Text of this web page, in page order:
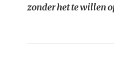
zonder het te willen